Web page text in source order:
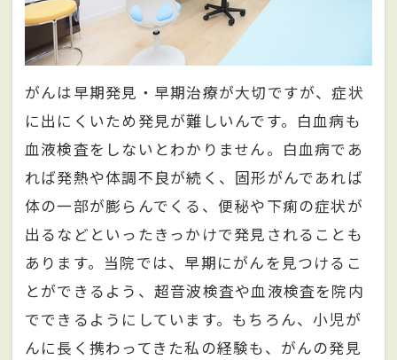
がんは早期発見・早期治療が大切ですが、症状
に出にくいため発見が難しいんです。白血病も
血液検査をしないとわかりません。白血病であ
れば発熱や体調不良が続く、固形がんであれば
体の一部が膨らんでくる、便秘や下痢の症状が
出るなどといったきっかけで発見されることも
あります。当院では、早期にがんを見つけるこ
とができるよう、超音波検査や血液検査を院内
でできるようにしています。もちろん、小児が
んに長く携わってきた私の経験も、がんの発見